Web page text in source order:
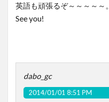
英語も頑張るぞ～～～～～。
See you!
dabo_gc
2014/01/01 8:51 PM